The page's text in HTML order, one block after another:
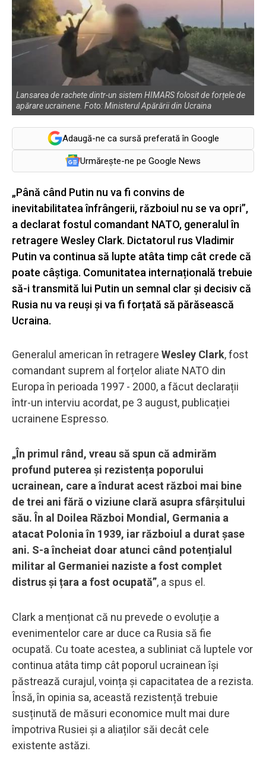
Lansarea de rachete dintr-un sistem HIMARS folosit de forțele de
apărare ucrainene. Foto: Ministerul Apărării din Ucraina
Adaugă-ne ca sursă preferată în Google
Urmărește-ne pe Google News
„Până când Putin nu va fi convins de
inevitabilitatea înfrângerii, războiul nu se va opri”,
a declarat fostul comandant NATO, generalul în
retragere Wesley Clark. Dictatorul rus Vladimir
Putin va continua să lupte atâta timp cât crede că
poate câștiga. Comunitatea internațională trebuie
să-i transmită lui Putin un semnal clar și decisiv că
Rusia nu va reuși și va fi forțată să părăsească
Ucraina.
Generalul american în retragere Wesley Clark, fost
comandant suprem al forțelor aliate NATO din
Europa în perioada 1997 - 2000, a făcut declarații
într-un interviu acordat, pe 3 august, publicației
ucrainene Espresso.
„În primul rând, vreau să spun că admirăm
profund puterea și rezistența poporului
ucrainean, care a îndurat acest război mai bine
de trei ani fără o viziune clară asupra sfârșitului
său. În al Doilea Război Mondial, Germania a
atacat Polonia în 1939, iar războiul a durat șase
ani. S-a încheiat doar atunci când potențialul
militar al Germaniei naziste a fost complet
distrus și țara a fost ocupată”, a spus el.
Clark a menționat că nu prevede o evoluție a
evenimentelor care ar duce ca Rusia să fie
ocupată. Cu toate acestea, a subliniat că luptele vor
continua atâta timp cât poporul ucrainean își
păstrează curajul, voința și capacitatea de a rezista.
Însă, în opinia sa, această rezistență trebuie
susținută de măsuri economice mult mai dure
împotriva Rusiei și a aliaților săi decât cele
existente astăzi.